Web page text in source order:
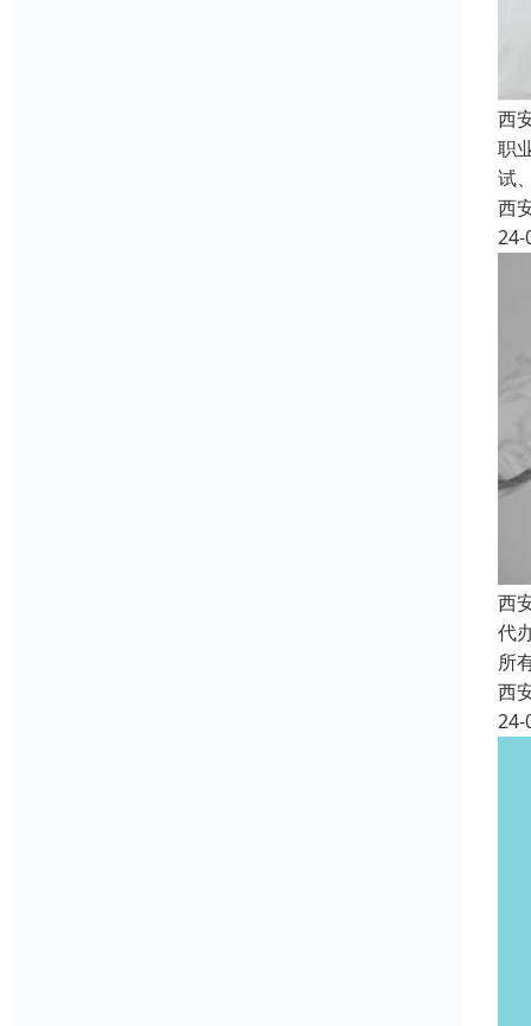
西
职
试
西
24-
西
代
所
西
24-